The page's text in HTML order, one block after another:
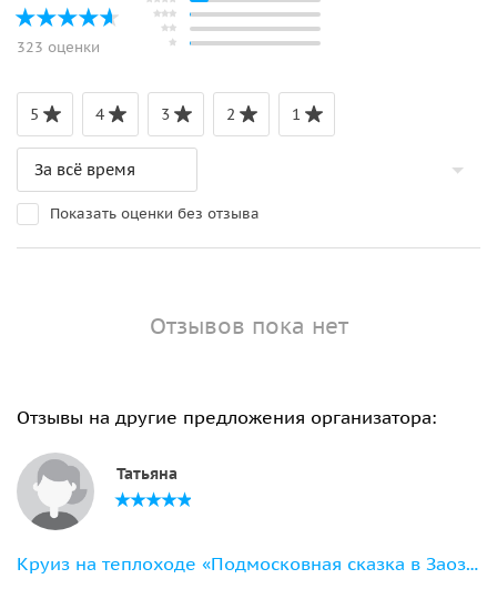
323 оценки
5 4 3 2 1
Показать оценки без отзыва
Отзывов пока нет
Отзывы на другие предложения организатора:
Татьяна
Круиз на теплоходе «Подмосковная сказка в Заозерье»